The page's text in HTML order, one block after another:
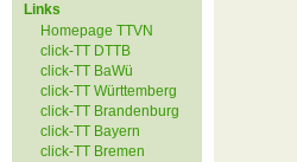
Links
Homepage TTVN
click-TT DTTB
click-TT BaWü
click-TT Württemberg
click-TT Brandenburg
click-TT Bayern
click-TT Bremen